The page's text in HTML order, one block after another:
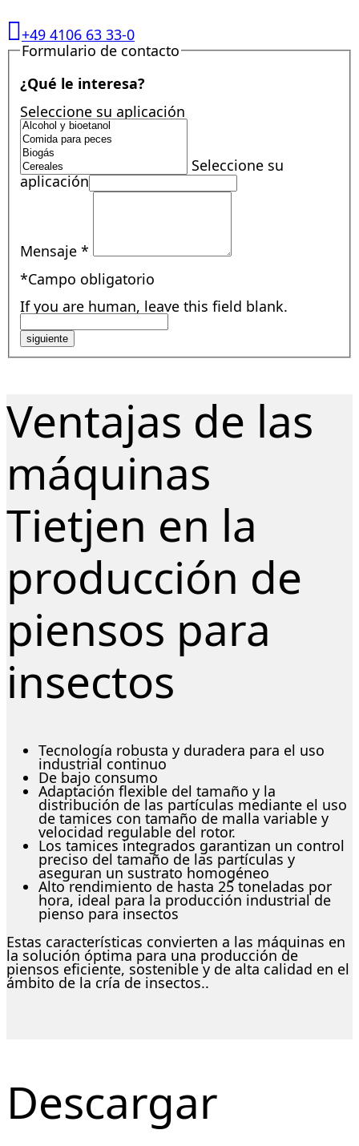
+49 4106 63 33-0
Formulario de contacto
¿Qué le interesa?
Seleccione su aplicación
Seleccione su
aplicación
Mensaje*
*Campo obligatorio
If you are human, leave this field blank.
siguiente
Ventajas de las
máquinas
Tietjen en la
producción de
piensos para
insectos
Tecnología robusta y duradera para el uso
industrial continuo
De bajo consumo
Adaptación flexible del tamaño y la
distribución de las partículas mediante el uso
de tamices con tamaño de malla variable y
velocidad regulable del rotor.
Los tamices integrados garantizan un control
preciso del tamaño de las partículas y
aseguran un sustrato homogéneo
Alto rendimiento de hasta 25 toneladas por
hora, ideal para la producción industrial de
pienso para insectos
Estas características convierten a las máquinas en
la solución óptima para una producción de
piensos eficiente, sostenible y de alta calidad en el
ámbito de la cría de insectos..
Descargar